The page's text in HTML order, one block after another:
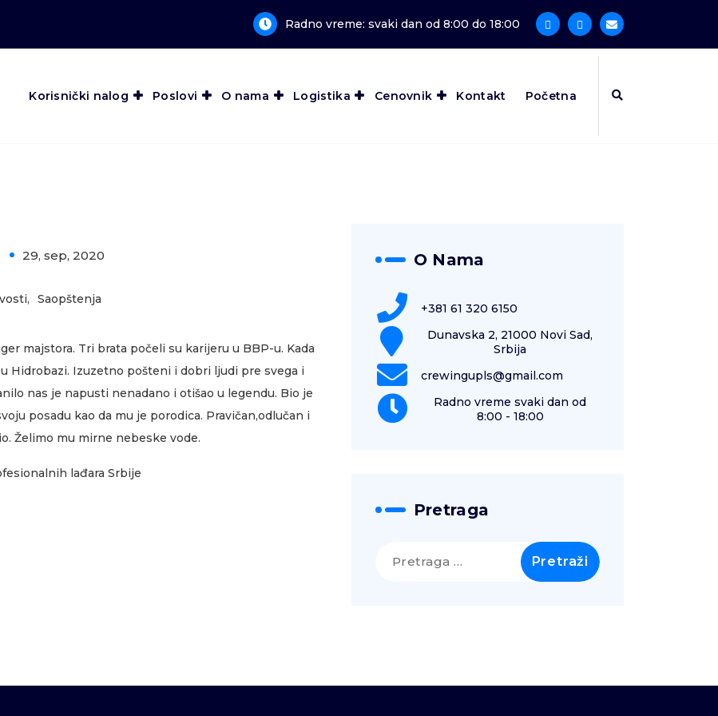
Radno vreme: svaki dan od 8:00 do 18:00
Korisnički nalog Poslovi O nama Logistika Cenovnik Kontakt Početna
29, sep, 2020
, Saopštenja
majstora. Tri brata počeli su karijeru u BBP-u. Kada
Hidrobazi. Izuzetno pošteni i dobri ljudi pre svega i
nas je napusti nenadano i otišao u legendu. Bio je
posadu kao da mu je porodica. Pravičan,odlučan i
Želimo mu mirne nebeske vode.
lađara Srbije
O Nama
+381 61 320 6150
Dunavska 2, 21000 Novi Sad,
Srbija
crewingupls@gmail.com
Radno vreme svaki dan od
8:00 - 18:00
Pretraga